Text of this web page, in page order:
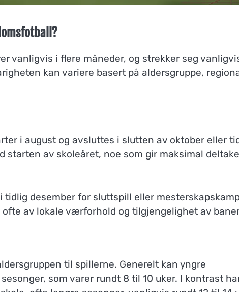
vanligvis i flere måneder, og strekker seg
kan variere basert på aldersgruppe,
i august og avsluttes i slutten av oktober eller
starten av skoleåret, noe som gir maksimal
desember for sluttspill eller
av lokale værforhold og tilgjengelighet av
til spillerne. Generelt kan yngre
som varer rundt 8 til 10 uker. I kontrast